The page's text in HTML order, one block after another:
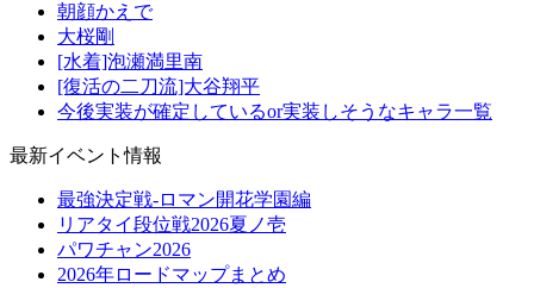
朝顔かえで
大桜剛
[水着]泡瀬満里南
[復活の二刀流]大谷翔平
今後実装が確定しているor実装しそうなキャラ一覧
最新イベント情報
最強決定戦-ロマン開花学園編
リアタイ段位戦2026夏ノ壱
パワチャン2026
2026年ロードマップまとめ